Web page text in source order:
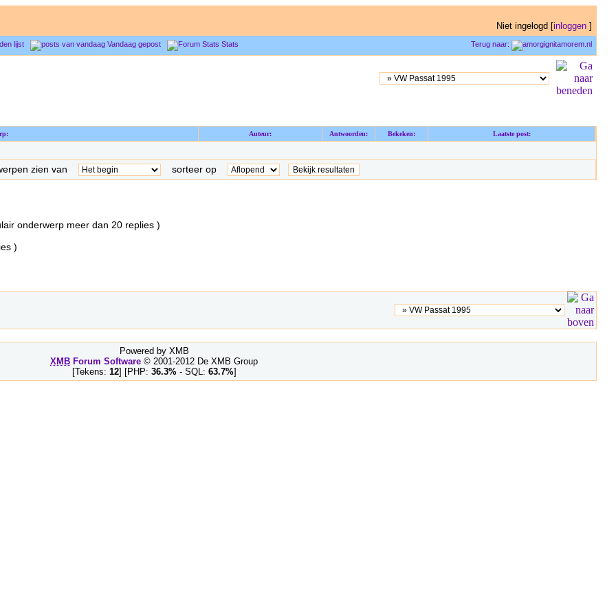
Niet ingelogd [inloggen ]
lijst Vandaag gepost Stats Terug naar:
Auteur: Antwoorden: Bekeken: Laatste post:
zien van
sorteer op
meer dan 20 replies )
)
Powered by XMB
XMB Forum Software © 2001-2012 De XMB Group
[Tekens: 12] [PHP: 36.3%- SQL: 63.7%]